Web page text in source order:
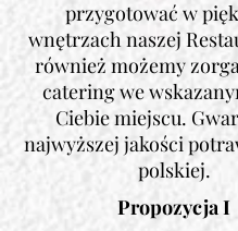
przygotować w
wnętrzach naszej
również możemy
catering we
Ciebie miejscu.
najwyższej jakości
polskiej.
Propozycja I